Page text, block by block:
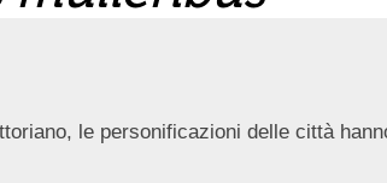
le personificazioni delle città